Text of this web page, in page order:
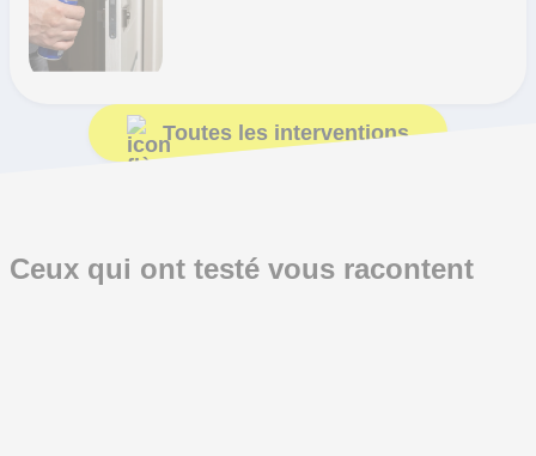
Toutes les interventions
Ceux qui ont testé vous racontent